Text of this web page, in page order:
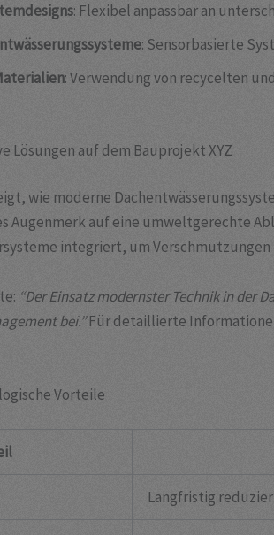
: Flexibel anpassbar an
: Sensorbasierte
: Verwendung von recycelten
Lösungen auf dem Bauprojekt XYZ
wie moderne
Augenmerk auf eine umweltgerechte
integriert, um
“Der Einsatz modernster Technik in der
bei.”Für detaillierte
Vorteile
Langfristig